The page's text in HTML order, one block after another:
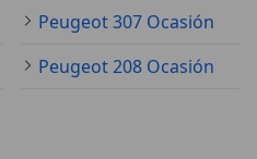
Peugeot 307 Ocasión
Peugeot 208 Ocasión